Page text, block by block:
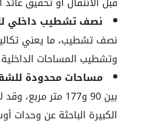
نصف تشطيب داخلي
نصف تشطيب، ما يعني
وتشطيب المساحات
مساحات محدودة
بين 90 و177 متر
الكبيرة الباحثة عن وحدات